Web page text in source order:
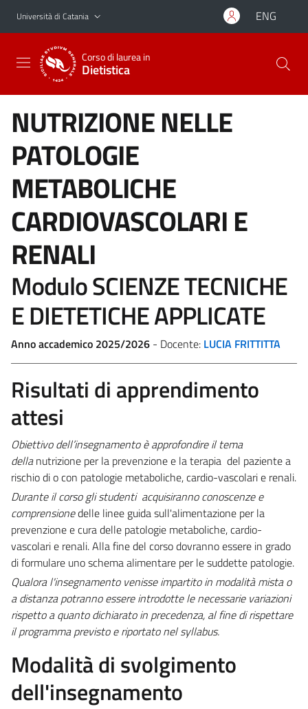
Vai al contenuto principale
Vai al menu di navigazione
Università di Catania ENG
Corso di laurea in
Dietistica
NUTRIZIONE NELLE
PATOLOGIE
METABOLICHE
CARDIOVASCOLARI E
RENALI
Modulo SCIENZE TECNICHE
E DIETETICHE APPLICATE
Anno accademico 2025/2026 - Docente: LUCIA FRITTITTA
Risultati di apprendimento
attesi
Obiettivo dell’insegnamento è approfondire il tema
dellanutrizione per la prevenzione e la terapia del paziente a
rischio di o con patologie metaboliche, cardio-vascolari e renali.
Durante il corso gli studenti acquisiranno conoscenze e
comprensionedelle linee guida sull'alimentazione per la
prevenzione e cura delle patologie metaboliche, cardio-
vascolari e renali. Alla fine del corso dovranno essere in grado
di formulare uno schema alimentare per le suddette patologie.
Qualora l'insegnamento venisse impartito in modalità mista o
a distanza potranno essere introdotte le necessarie variazioni
rispetto a quanto dichiarato in precedenza, al fine di rispettare
il programma previsto e riportato nel syllabus.
Modalità di svolgimento
dell'insegnamento